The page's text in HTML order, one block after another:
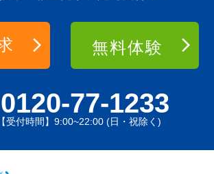
0120-77-1233
【受付時間】9:00~22:00 (日・祝除く)
無料体験